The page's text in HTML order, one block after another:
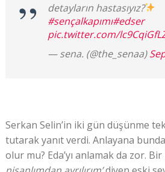
detayların hastasıyız?
#sençalkapımı#edser
pic.twitter.com/
— sena. (@the_senaa)
Serkan Selin’in iki gün düşünme
tutarak yanıt verdi. Anlayana
olur mu? Eda’yı anlamak da zor.